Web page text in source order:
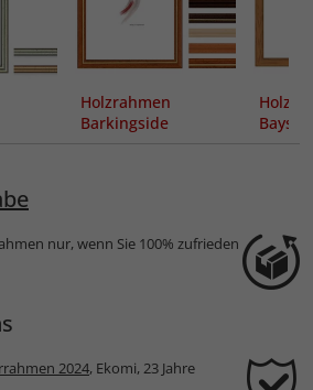
Holzrahmen
Barkingside
nur, wenn Sie 100% zufrieden
2024, Ekomi, 23 Jahre